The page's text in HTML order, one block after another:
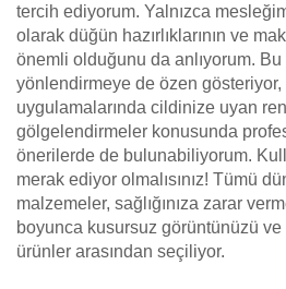
tercih ediyorum. Yalnızca
olarak düğün hazırlıklarının ve
önemli olduğunu da anlıyorum.
yönlendirmeye de özen gösteriyor,
uygulamalarında cildinize uyan
gölgelendirmeler konusunda
önerilerde de bulunabiliyorum.
merak ediyor olmalısınız! Tümü
malzemeler, sağlığınıza zarar
boyunca kusursuz görüntünüzü
ürünler arasından seçiliyor.